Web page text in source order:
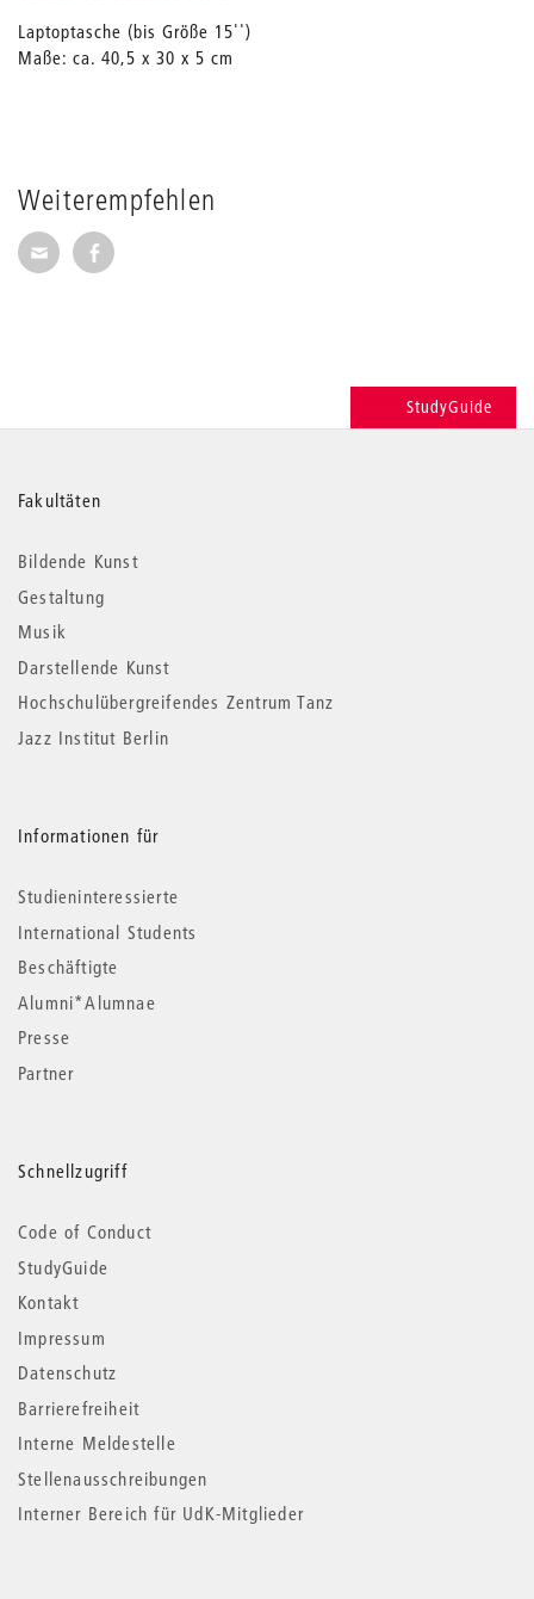
Weiterempfehlen
Seite per E-Mail weiterempfehlen
Seite auf Facebook weiterempfehlen
Laptoptasche (bis Größe 15'')
Maße: ca. 40,5 x 30 x 5 cm
StudyGuide
Weitere
Informationen
Fakultäten
Bildende Kunst
Gestaltung
Musik
Darstellende Kunst
Hochschulübergreifendes Zentrum Tanz
Jazz Institut Berlin
Informationen für
Studieninteressierte
International Students
Beschäftigte
Alumni*Alumnae
Presse
Partner
Schnellzugriff
Code of Conduct
StudyGuide
Kontakt
Impressum
Datenschutz
Barrierefreiheit
Interne Meldestelle
Stellenausschreibungen
Interner Bereich für UdK-Mitglieder